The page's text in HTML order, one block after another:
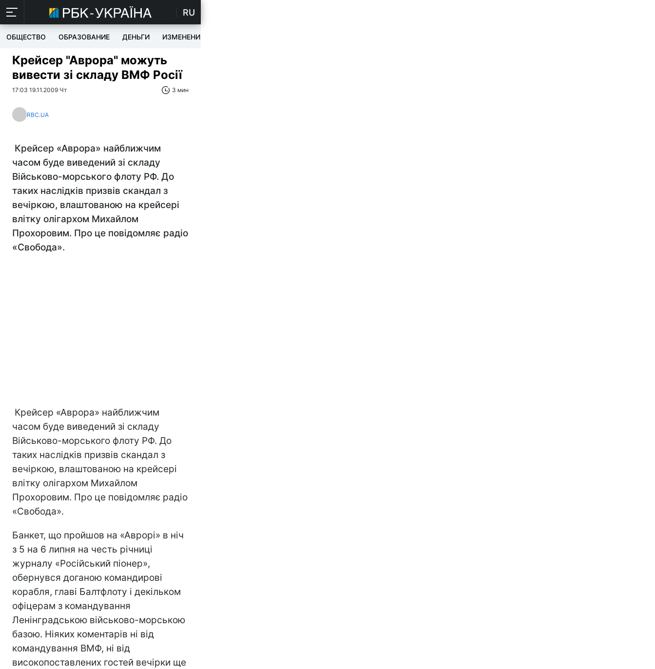
RU
ОБЩЕСТВО ОБРАЗОВАНИЕ ДЕНЬГИ ИЗМЕНЕНИЯ
Крейсер "Аврора" можуть
вивести зі складу ВМФ Росії
17:03 19.11.2009 Чт 3 мин
RBC.UA
Крейсер «Аврора» найближчим
часом буде виведений зі складу
Військово-морського флоту РФ. До
таких наслідків призвів скандал з
вечіркою, влаштованою на крейсері
влітку олігархом Михайлом
Прохоровим. Про це повідомляє радіо
«Свобода».
Крейсер «Аврора» найближчим
часом буде виведений зі складу
Військово-морського флоту РФ. До
таких наслідків призвів скандал з
вечіркою, влаштованою на крейсері
влітку олігархом Михайлом
Прохоровим. Про це повідомляє радіо
«Свобода».
Банкет, що пройшов на «Аврорі» в ніч
з 5 на 6 липня на честь річниці
журналу «Російський піонер»,
обернувся доганою командирові
корабля, главі Балтфлоту і декільком
офіцерам з командування
Ленінградською військово-морською
базою. Ніяких коментарів ні від
командування ВМФ, ні від
високопоставлених гостей вечірки ще